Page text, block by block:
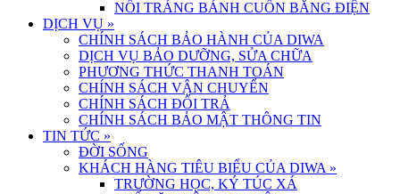
NỒI TRÁNG BÁNH CUỐN BẰNG ĐIỆN
DỊCH VỤ »
CHÍNH SÁCH BẢO HÀNH CỦA DIWA
DỊCH VỤ BẢO DƯỠNG, SỬA CHỮA
PHƯƠNG THỨC THANH TOÁN
CHÍNH SÁCH VẬN CHUYỂN
CHÍNH SÁCH ĐỔI TRẢ
CHÍNH SÁCH BẢO MẬT THÔNG TIN
TIN TỨC »
ĐỜI SỐNG
KHÁCH HÀNG TIÊU BIỂU CỦA DIWA »
TRƯỜNG HỌC, KÝ TÚC XÁ